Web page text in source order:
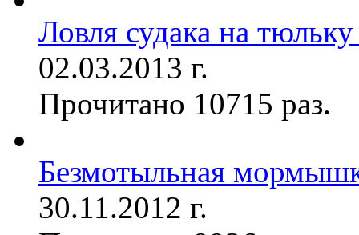
Ловля судака на
02.03.2013 г.
Прочитано 10715 раз.
Безмотыльная
30.11.2012 г.